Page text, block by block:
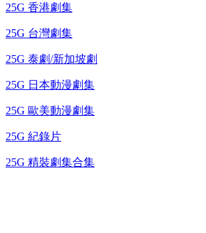
25G 香港劇集
25G 台灣劇集
25G 泰劇/新加坡劇
25G 日本動漫劇集
25G 歐美動漫劇集
25G 紀錄片
25G 精裝劇集合集